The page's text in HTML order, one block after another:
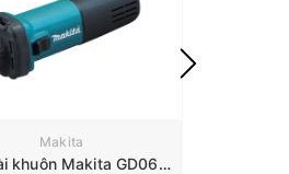
Makita
Máy mài khuôn Makita GD0602